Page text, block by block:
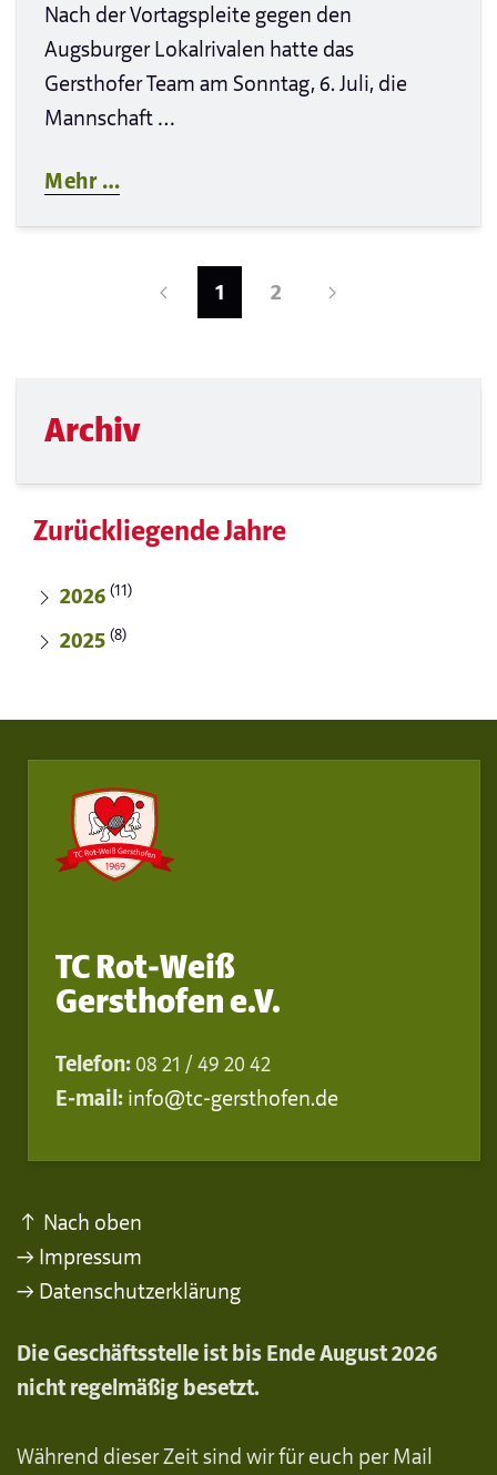
Nach der Vortagspleite gegen den
Augsburger Lokalrivalen hatte das
Gersthofer Team am Sonntag, 6. Juli, die
Mannschaft …
Mehr …
1 2
Archiv
Zurückliegende Jahre
2026 (11)
2025 (8)
TC Rot-Weiß
Gersthofen e.V.
Telefon: 08 21 / 49 20 42
E-mail: info@tc-gersthofen.de
↑ Nach oben
→ Impressum
→ Datenschutzerklärung
Die Geschäftsstelle ist bis Ende August 2026
nicht regelmäßig besetzt.
Während dieser Zeit sind wir für euch per Mail